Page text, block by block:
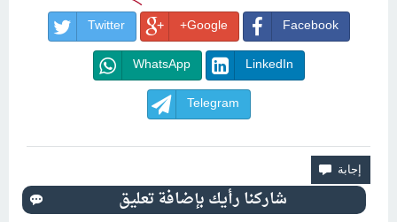
Facebook
Google+
Twitter
LinkedIn
WhatsApp
Telegram